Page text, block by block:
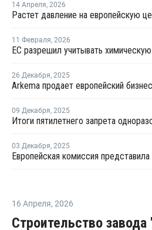
14 Апреля, 2026
11 Февраля, 2026
26 Декабря, 2025
09 Декабря, 2025
03 Декабря, 2025
16 Апреля, 2026
Строительство завода